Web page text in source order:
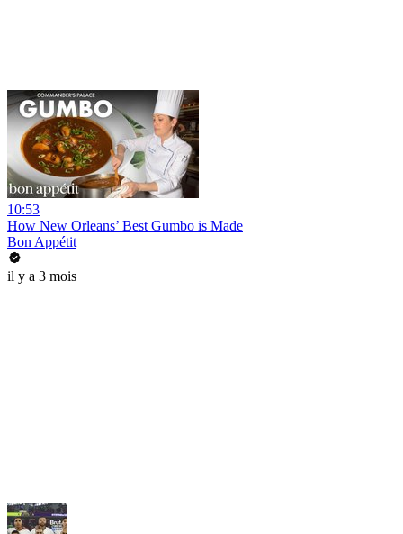
10:53
How New Orleans’ Best Gumbo is Made
Bon Appétit
il y a 3 mois